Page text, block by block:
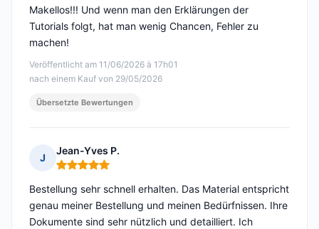
Veröffentlicht am 11/06/2026 à 17h01
nach einem Kauf von 29/05/2026
Makellos!!! Und wenn man den Erklärungen der
Tutorials folgt, hat man wenig Chancen, Fehler zu
machen!
Übersetzte Bewertungen
J
Jean-Yves P.
Hinweis: 5 von 5
Bestellung sehr schnell erhalten. Das Material entspricht
genau meiner Bestellung und meinen Bedürfnissen. Ihre
Dokumente sind sehr nützlich und detailliert. Ich